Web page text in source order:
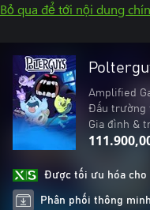
Bỏ qua để tới nội dung
Amplified
Đấu trường
Gia đình &
Được tối ưu hóa cho
Phân phối thông